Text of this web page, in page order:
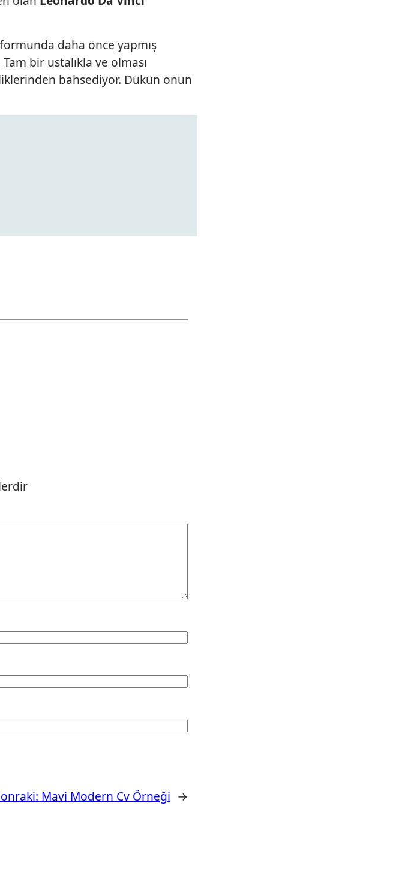
daha önce yapmış
bir ustalıkla ve olması
bahsediyor. Dükün onun
Mavi Modern Cv Örneği →